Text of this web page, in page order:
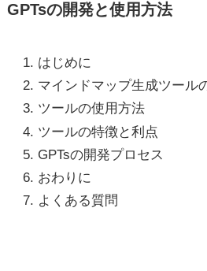
GPTsの開発と使用方法
はじめに
マインドマップ生成ツール
ツールの使用方法
ツールの特徴と利点
GPTsの開発プロセス
おわりに
よくある質問